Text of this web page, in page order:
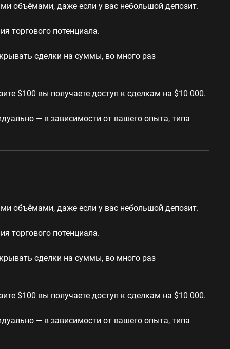
объёмами, даже если у вас небольшой депозит.
торгового потенциала.
сделки на суммы, во много раз
$100 вы получаете доступ к сделкам на $10 000.
— в зависимости от вашего опыта, типа
объёмами, даже если у вас небольшой депозит.
торгового потенциала.
сделки на суммы, во много раз
$100 вы получаете доступ к сделкам на $10 000.
— в зависимости от вашего опыта, типа